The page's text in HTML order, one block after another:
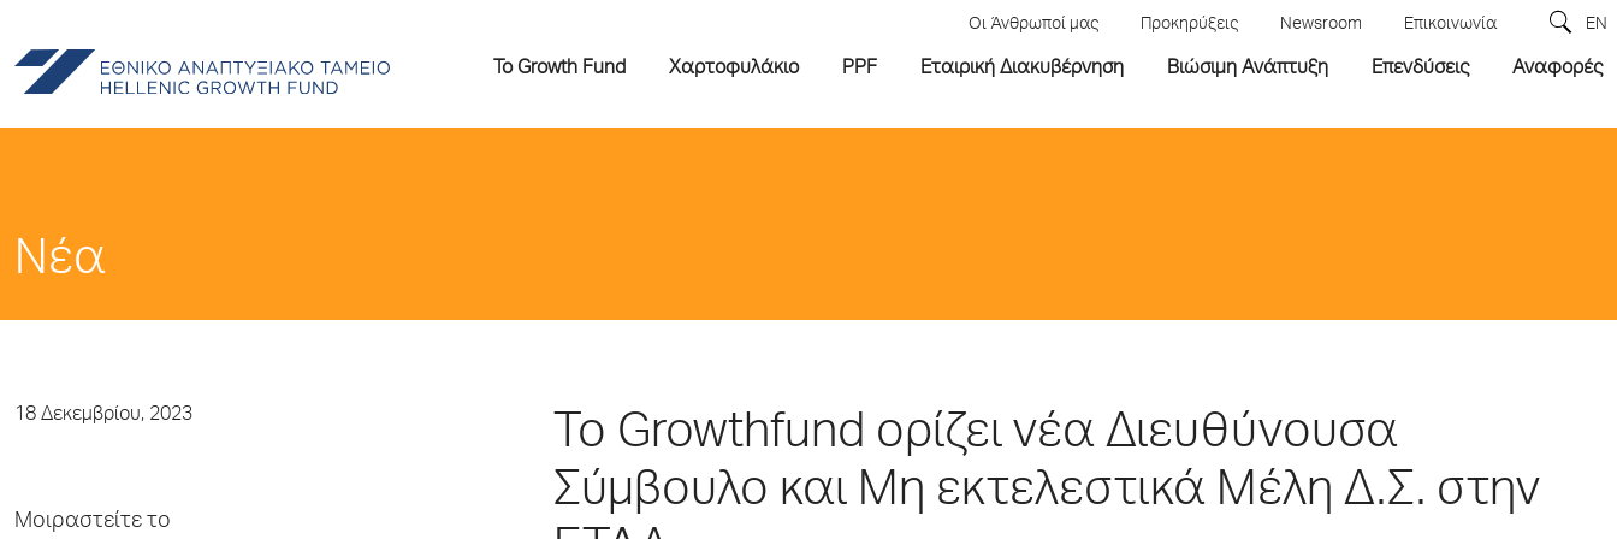
Οι Άνθρωποί μας Προκηρύξεις Newsroom Επικοινωνία EN
Το Growth Fund Χαρτοφυλάκιο PPF Εταιρική Διακυβέρνηση Βιώσιμη Ανάπτυξη Επενδύσεις Αναφορές
Νέα
18 Δεκεμβρίου, 2023
Μοιραστείτε το
Το Growthfund ορίζει νέα Διευθύνουσα
Σύμβουλο και Μη εκτελεστικά Μέλη Δ.Σ. στην